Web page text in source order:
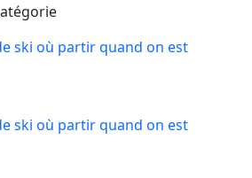
ski où partir quand on est
ski où partir quand on est